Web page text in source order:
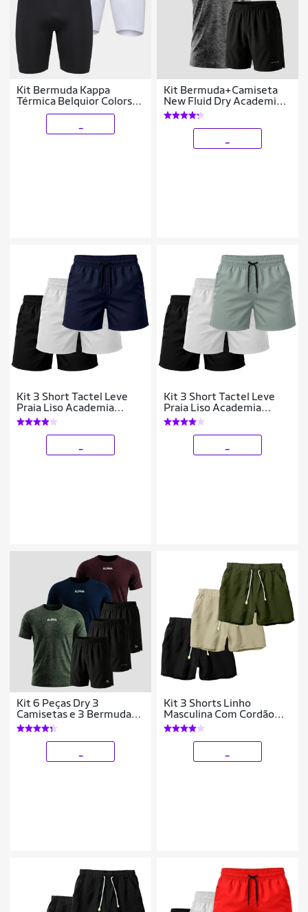
Kit Bermuda Kappa
Térmica Belquior Colors
UV C/2 Masculina
Kit Bermuda+Camiseta
New Fluid Dry Academia
Alpha
Kit 3 Short Tactel Leve
Praia Liso Academia
Bermuda Masculina
Kit 3 Short Tactel Leve
Praia Liso Academia
Bermuda Masculina
Kit 6 Peças Dry 3
Camisetas e 3 Bermudas
Alpha
Kit 3 Shorts Linho
Masculina Com Cordão
Bermuda Casual Verão